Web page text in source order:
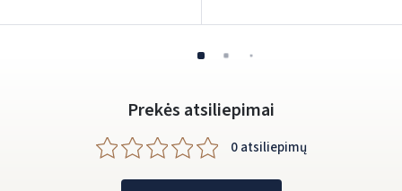
Prekės atsiliepimai
0 atsiliepimų